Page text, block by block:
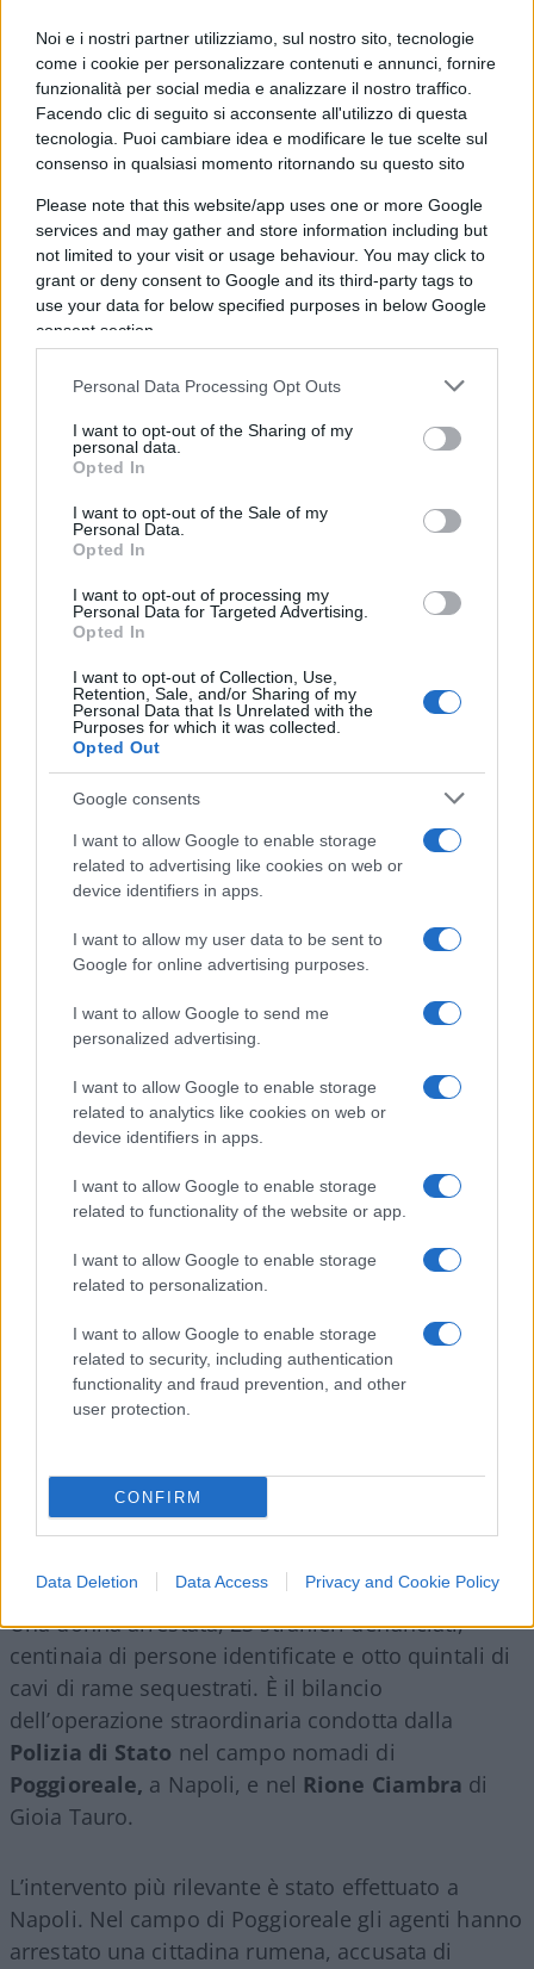
Noi e i nostri partner utilizziamo, sul nostro sito, tecnologie
come i cookie per personalizzare contenuti e annunci, fornire
funzionalità per social media e analizzare il nostro traffico.
Facendo clic di seguito si acconsente all'utilizzo di questa
tecnologia. Puoi cambiare idea e modificare le tue scelte sul
consenso in qualsiasi momento ritornando su questo sito
Please note that this website/app uses one or more Google
services and may gather and store information including but
not limited to your visit or usage behaviour. You may click to
grant or deny consent to Google and its third-party tags to
use your data for below specified purposes in below Google
consent section.
Personal Data Processing Opt Outs
I want to opt-out of the Sharing of my
personal data.
Opted In
I want to opt-out of the Sale of my
Personal Data.
Opted In
I want to opt-out of processing my
Personal Data for Targeted Advertising.
Opted In
I want to opt-out of Collection, Use,
Retention, Sale, and/or Sharing of my
Personal Data that Is Unrelated with the
Purposes for which it was collected.
Opted Out
Google consents
I want to allow Google to enable storage
related to advertising like cookies on web or
device identifiers in apps.
I want to allow my user data to be sent to
Google for online advertising purposes.
I want to allow Google to send me
personalized advertising.
I want to allow Google to enable storage
related to analytics like cookies on web or
device identifiers in apps.
I want to allow Google to enable storage
related to functionality of the website or app.
I want to allow Google to enable storage
related to personalization.
I want to allow Google to enable storage
related to security, including authentication
functionality and fraud prevention, and other
user protection.
CONFIRM
Data Deletion Data Access Privacy and Cookie Policy
#FORZE DELL'ORDINE #POLIZIA #SICUREZZA
27
Leggi i commenti
SEDUTE SATIRICHE
Vignetta del 07/08/2026
La polizia circonda i campi
rom: maxi blitz, trovato di
tutto
Le forze dell'ordine a Napoli e Gioia Tauro. Una
donna arrestata, 23 stranieri denunciati.
Sequestrate armi e 8 quintali di rame
Redazione
Una donna arrestata, 23 stranieri denunciati,
centinaia di persone identificate e otto quintali di
cavi di rame sequestrati. È il bilancio
dell’operazione straordinaria condotta dalla
Polizia di Stato nel campo nomadi di
Poggioreale, a Napoli, e nel Rione Ciambra di
Gioia Tauro.
L’intervento più rilevante è stato effettuato a
Napoli. Nel campo di Poggioreale gli agenti hanno
arrestato una cittadina rumena, accusata di